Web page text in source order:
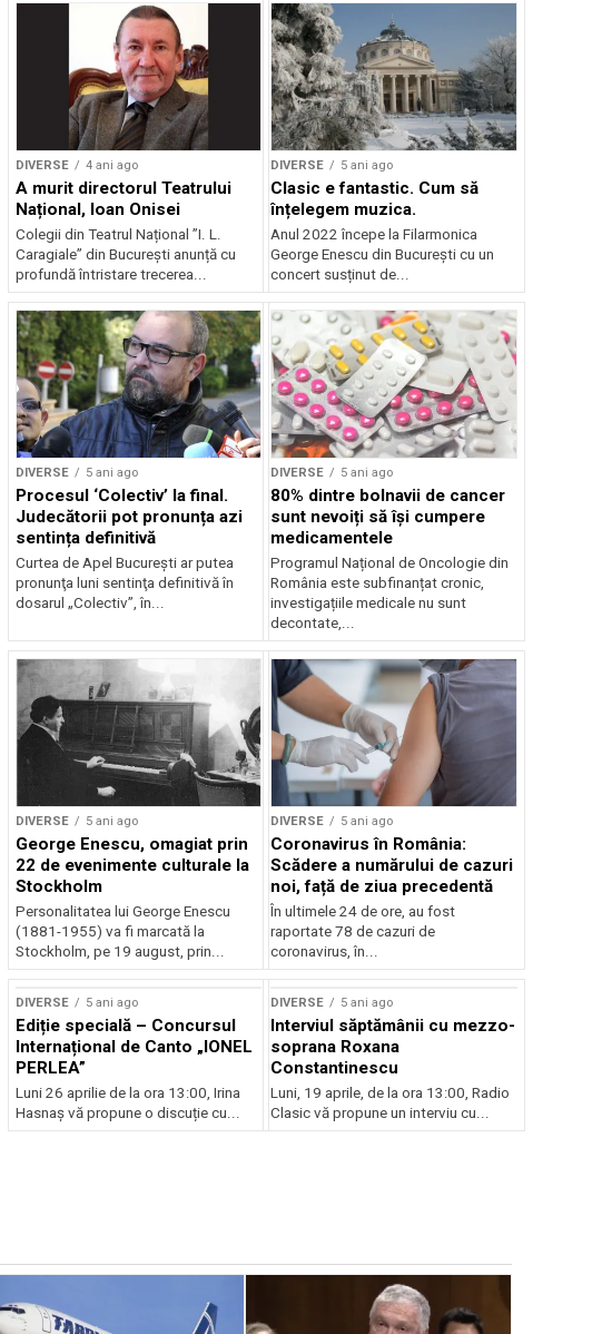
DIVERSE 4 ani ago
A murit directorul Teatrului
Național, Ioan Onisei
Colegii din Teatrul Național ”I. L.
Caragiale” din București anunță cu
profundă întristare trecerea...
DIVERSE 5 ani ago
Clasic e fantastic. Cum să
înțelegem muzica.
Anul 2022 începe la Filarmonica
George Enescu din București cu un
concert susținut de...
DIVERSE 5 ani ago
Procesul ‘Colectiv’ la final.
Judecătorii pot pronunța azi
sentința definitivă
Curtea de Apel Bucureşti ar putea
pronunţa luni sentinţa definitivă în
dosarul „Colectiv”, în...
DIVERSE 5 ani ago
80% dintre bolnavii de cancer
sunt nevoiți să își cumpere
medicamentele
Programul Național de Oncologie din
România este subfinanțat cronic,
investigațiile medicale nu sunt
decontate,...
DIVERSE 5 ani ago
George Enescu, omagiat prin
22 de evenimente culturale la
Stockholm
Personalitatea lui George Enescu
(1881-1955) va fi marcată la
Stockholm, pe 19 august, prin...
DIVERSE 5 ani ago
Coronavirus în România:
Scădere a numărului de cazuri
noi, față de ziua precedentă
În ultimele 24 de ore, au fost
raportate 78 de cazuri de
coronavirus, în...
DIVERSE 5 ani ago
Ediție specială – Concursul
Internațional de Canto „IONEL
PERLEA”
Luni 26 aprilie de la ora 13:00, Irina
Hasnaș vă propune o discuție cu...
DIVERSE 5 ani ago
Interviul săptămânii cu mezzo-
soprana Roxana
Constantinescu
Luni, 19 aprile, de la ora 13:00, Radio
Clasic vă propune un interviu cu...